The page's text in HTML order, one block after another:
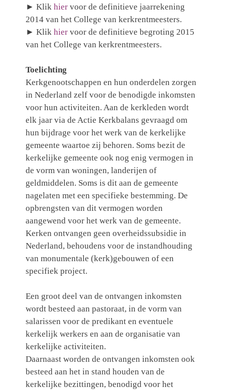
► Klik hier voor de definitieve jaarrekening
2014 van het College van kerkrentmeesters.
► Klik hier voor de definitieve begroting 2015
van het College van kerkrentmeesters.
Toelichting
Kerkgenootschappen en hun onderdelen zorgen
in Nederland zelf voor de benodigde inkomsten
voor hun activiteiten. Aan de kerkleden wordt
elk jaar via de Actie Kerkbalans gevraagd om
hun bijdrage voor het werk van de kerkelijke
gemeente waartoe zij behoren. Soms bezit de
kerkelijke gemeente ook nog enig vermogen in
de vorm van woningen, landerijen of
geldmiddelen. Soms is dit aan de gemeente
nagelaten met een specifieke bestemming. De
opbrengsten van dit vermogen worden
aangewend voor het werk van de gemeente.
Kerken ontvangen geen overheidssubsidie in
Nederland, behoudens voor de instandhouding
van monumentale (kerk)gebouwen of een
specifiek project.
Een groot deel van de ontvangen inkomsten
wordt besteed aan pastoraat, in de vorm van
salarissen voor de predikant en eventuele
kerkelijk werkers en aan de organisatie van
kerkelijke activiteiten.
Daarnaast worden de ontvangen inkomsten ook
besteed aan het in stand houden van de
kerkelijke bezittingen, benodigd voor het